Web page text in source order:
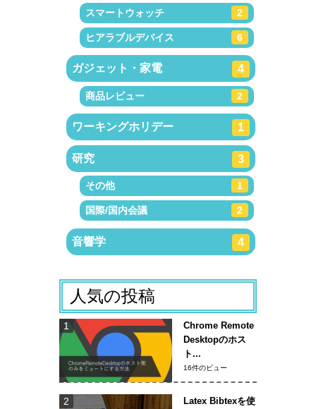
スマートウォッチ 2
ヒアラブルデバイス 6
ガジェット・家電 4
商品レビュー 2
ワーキングホリデー 1
研究 3
その他 1
国際/国内会議 2
音響学 4
人気の投稿
Chrome Remote
Desktopのホス
ト...
16件のビュー
Latex Bibtexを使